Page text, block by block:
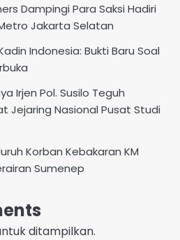
Dampingi Para Saksi Hadiri
Jakarta Selatan
Indonesia: Bukti Baru Soal
Irjen Pol. Susilo Teguh
Jejaring Nasional Pusat Studi
Korban Kebakaran KM
Sumenep
ditampilkan.